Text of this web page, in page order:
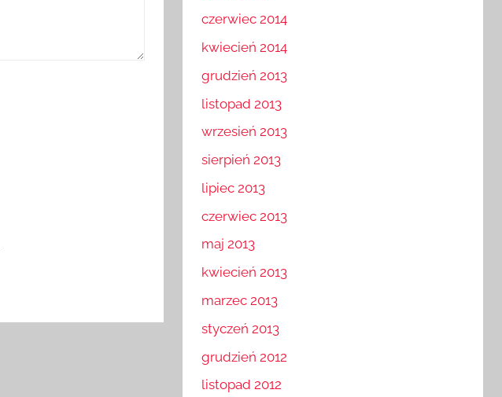
czerwiec 2014
kwiecień 2014
grudzień 2013
listopad 2013
wrzesień 2013
sierpień 2013
lipiec 2013
czerwiec 2013
maj 2013
kwiecień 2013
marzec 2013
styczeń 2013
grudzień 2012
listopad 2012